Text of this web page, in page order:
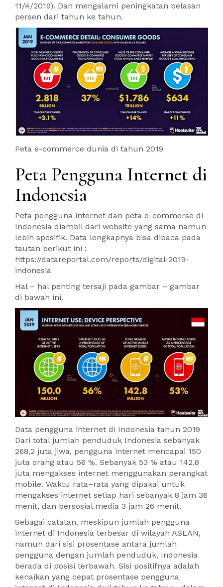
11/4/2019). Dan mengalami peningkatan belasan
persen dari tahun ke tahun.
Peta e-commerce dunia di tahun 2019
Peta Pengguna Internet di
Indonesia
Peta pengguna internet dan peta e-commerse di
Indonesia diambil dari website yang sama namun
lebih spesifik. Data lengkapnya bisa dibaca pada
tautan berikut ini :
https://datareportal.com/reports/digital-2019-
indonesia
Hal – hal penting tersaji pada gambar – gambar
di bawah ini.
Data pengguna internet di Indonesia tahun 2019
Dari total jumlah penduduk Indonesia sebanyak
268,2 juta jiwa, pengguna internet mencapai 150
juta orang atau 56 %. Sebanyak 53 % atau 142.8
juta mengakses internet menggunakan perangkat
mobile. Waktu rata–rata yang dipakai untuk
mengakses internet setiap hari sebanyak 8 jam 36
menit, dan bersosial media 3 jam 26 menit.
Sebagai catatan, meskipun jumlah pengguna
internet di Indonesia terbesar di wilayah ASEAN,
namun dari sisi prosentase antara jumlah
pengguna dengan jumlah penduduk, Indonesia
berada di posisi terbawah. Sisi positifnya adalah
kenaikan yang cepat prosentase pengguna